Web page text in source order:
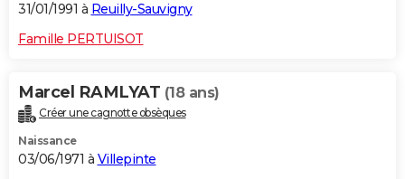
31/01/1991 à Reuilly-Sauvigny
Famille PERTUISOT
Marcel RAMLYAT (18 ans)
Créer une cagnotte obsèques
Naissance
03/06/1971 à Villepinte